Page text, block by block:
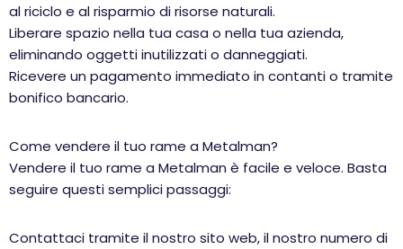
al riciclo e al risparmio di risorse naturali.
Liberare spazio nella tua casa o nella tua azienda,
eliminando oggetti inutilizzati o danneggiati.
Ricevere un pagamento immediato in contanti o tramite
bonifico bancario.
Come vendere il tuo rame a Metalman?
Vendere il tuo rame a Metalman è facile e veloce. Basta
seguire questi semplici passaggi:
Contattaci tramite il nostro sito web, il nostro numero di